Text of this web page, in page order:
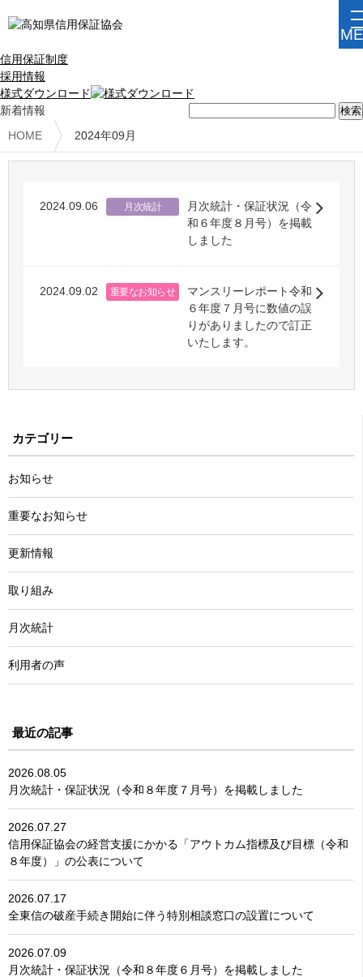
当協会について
信用保証制度
採用情報
様式ダウンロード
新着情報
HOME
2024年09月
2024.09.06 月次統計
月次統計・保証状況（令
和６年度８月号）を掲載
しました
2024.09.02 重要なお知らせ
マンスリーレポート令和
６年度７月号に数値の誤
りがありましたので訂正
いたします。
カテゴリー
お知らせ
重要なお知らせ
更新情報
取り組み
月次統計
利用者の声
最近の記事
2026.08.05
月次統計・保証状況（令和８年度７月号）を掲載しました
2026.07.27
信用保証協会の経営支援にかかる「アウトカム指標及び目標（令和
８年度）」の公表について
2026.07.17
全東信の破産手続き開始に伴う特別相談窓口の設置について
2026.07.09
月次統計・保証状況（令和８年度６月号）を掲載しました